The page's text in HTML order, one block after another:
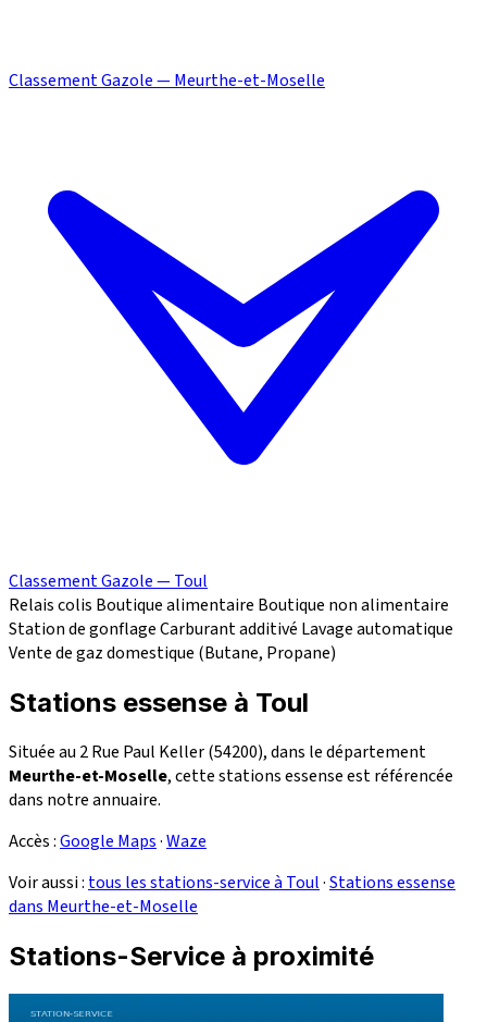
Classement Gazole — Meurthe-et-Moselle
Classement Gazole — Toul
Relais colis Boutique alimentaire Boutique non alimentaire
Station de gonflageCarburant additivé Lavage automatique
Vente de gaz domestique (Butane, Propane)
Stations essense à Toul
Située au 2 Rue Paul Keller (54200), dans le département
Meurthe-et-Moselle, cette stations essense est référencée
dans notre annuaire.
Accès :Google Maps·Waze
Voir aussi : tous les stations-service à Toul·Stations essense
dans Meurthe-et-Moselle
Stations-Service à proximité